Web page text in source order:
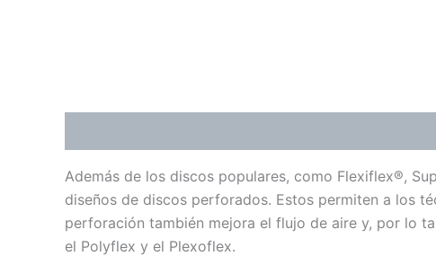
Además de los discos populares, como Flexiflex®,
diseños de discos perforados. Estos permiten a los
perforación también mejora el flujo de aire y, por lo
el Polyflex y el Plexoflex.